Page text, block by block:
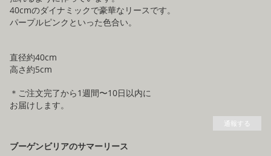
40cmのダイナミックで豪華なリースです。
パープルピンクといった色合い。
直径約40cm
高さ約5cm
＊ご注文完了から1週間〜10日以内に
お届けします。
通報する
ブーゲンビリアのサマーリース